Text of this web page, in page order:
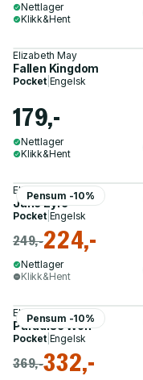
Nettlager
Klikk&Hent
Elizabeth May
Fallen Kingdom
Pocket| Engelsk
179,-
Nettlager
Klikk&Hent
Pensum -10%
Elizabeth May
Jane Eyre
Pocket| Engelsk
249,-224,-
Nettlager
Klikk&Hent
Pensum -10%
Elizabeth May
Paradise Won
Pocket| Engelsk
369,-332,-